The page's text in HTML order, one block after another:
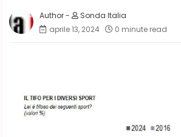
Sonda Italia
aprile 13, 2024
0 minute read